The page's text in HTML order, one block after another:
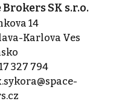
Brokers SK s.r.o.
14
Karlova Ves
327 794